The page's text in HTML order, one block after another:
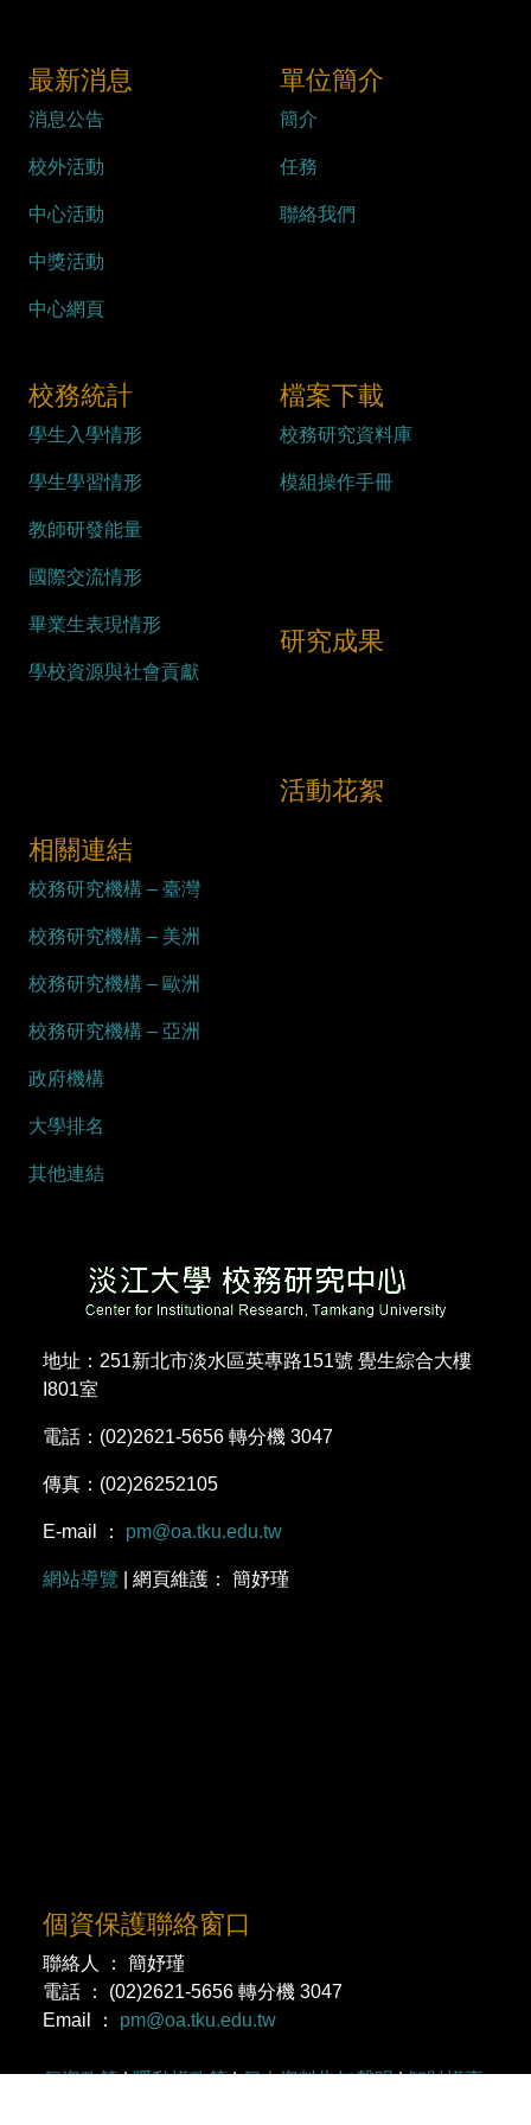
最新消息
消息公告
校外活動
中心活動
中獎活動
中心網頁
單位簡介
簡介
任務
聯絡我們
校務統計
學生入學情形
學生學習情形
教師研發能量
國際交流情形
畢業生表現情形
學校資源與社會貢獻
檔案下載
校務研究資料庫
模組操作手冊
研究成果
活動花絮
相關連結
校務研究機構 – 臺灣
校務研究機構 – 美洲
校務研究機構 – 歐洲
校務研究機構 – 亞洲
政府機構
大學排名
其他連結
地址：251新北市淡水區英專路151號 覺生綜合大樓
I801室
電話：(02)2621-5656 轉分機 3047
傳真：(02)26252105
E-mail ： pm@oa.tku.edu.tw
網站導覽 | 網頁維護： 簡妤瑾
個資保護聯絡窗口
聯絡人 ： 簡妤瑾
電話 ： (02)2621-5656 轉分機 3047
Email ： pm@oa.tku.edu.tw
個資政策|隱私權政策|個人資料告知聲明|智財權專